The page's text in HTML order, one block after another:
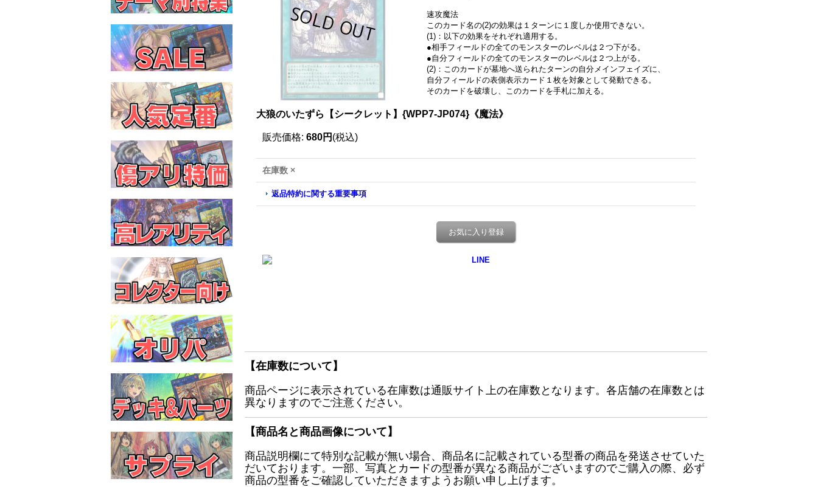
速攻魔法
このカード名の(2)の効果は１ターンに１度しか使用できない。
(1)：以下の効果をそれぞれ適用する。
●相手フィールドの全てのモンスターのレベルは２つ下がる。
●自分フィールドの全てのモンスターのレベルは２つ上がる。
(2)：このカードが墓地へ送られたターンの自分メインフェイズに、
自分フィールドの表側表示カード１枚を対象として発動できる。
そのカードを破壊し、このカードを手札に加える。
大狼のいたずら【シークレット】{WPP7-JP074}《魔法》
販売価格: 680円 (税込)
在庫数 ×
返品特約に関する重要事項
お気に入り登録
【在庫数について】
商品ページに表示されている在庫数は通販サイト上の在庫数となります。各店舗の在庫数とは
異なりますのでご注意ください。
【商品名と商品画像について】
商品説明欄にて特別な記載が無い場合、商品名に記載されている型番の商品を発送させていた
だいております。一部、写真とカードの型番が異なる商品がございますのでご購入の際、必ず
商品の型番をご確認していただきますようお願い申し上げます。